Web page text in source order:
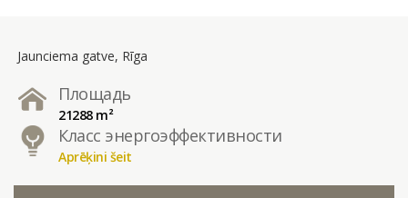
Jaunciema gatve, Rīga
Площадь
21288 m²
Класс энергоэффективности
Aprēķini šeit